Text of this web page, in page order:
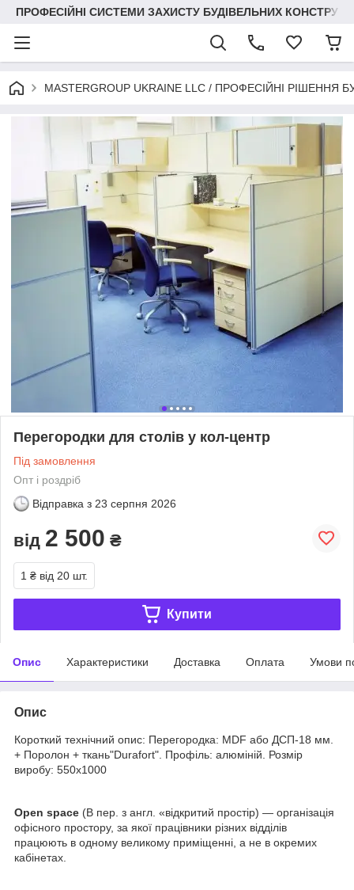
ПРОФЕСІЙНІ СИСТЕМИ ЗАХИСТУ БУДІВЕЛЬНИХ КОНСТРУКЦІЙ
MASTERGROUP UKRAINE LLC / ПРОФЕСІЙНІ РІШЕННЯ
Перегородки для столів у кол-центр
Під замовлення
Опт і роздріб
Відправка з 23 серпня 2026
від 2 500 ₴
1 ₴ від 20 шт.
Купити
Опис Характеристики Доставка Оплата Умови
Опис
Короткий технічний опис: Перегородка: MDF або ДСП-18 мм.
+ Поролон + ткань"Durafort". Профіль: алюміній. Розмір
виробу: 550х1000
Open space (В пер. з англ. «відкритий простір) — організація
офісного простору, за якої працівники різних відділів
працюють в одному великому приміщенні, а не в окремих
кабінетах.